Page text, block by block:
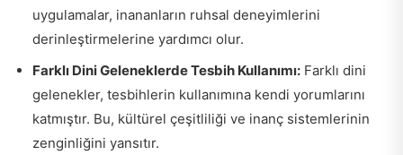
uygulamalar, inananların ruhsal deneyimlerini
derinleştirmelerine yardımcı olur.
Farklı Dini Geleneklerde Tesbih Kullanımı: Farklı dini
gelenekler, tesbihlerin kullanımına kendi yorumlarını
katmıştır. Bu, kültürel çeşitliliği ve inanç sistemlerinin
zenginliğini yansıtır.